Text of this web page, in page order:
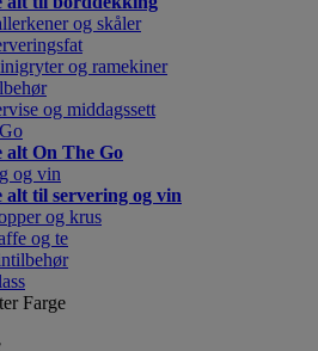
og skåler
og ramekiner
og middagssett
alt On The Go
og vin
alt til servering og vin
og krus
og te
Farge